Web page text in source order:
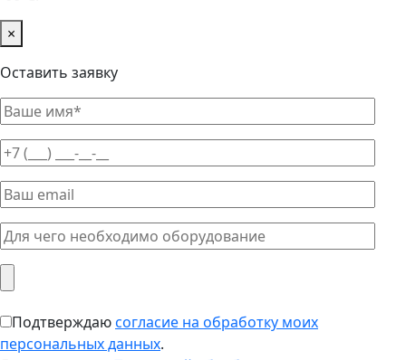
×
Оставить заявку
Подтверждаюсогласие на обработку моих
персональных данных.